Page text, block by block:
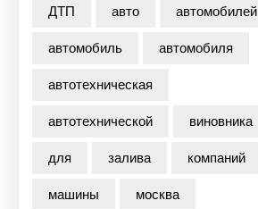
ДТП авто
автомобилей
автомобиль
автомобиля
автотехническая
автотехнической
виновника
для
залива
компаний
машины
москва